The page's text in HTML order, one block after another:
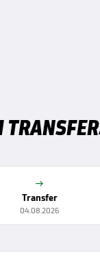

Transfer
04.08.2026